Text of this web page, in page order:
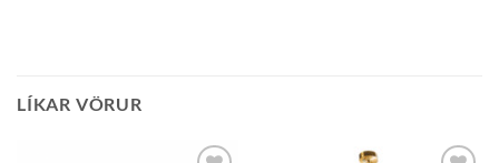
LÍKAR VÖRUR